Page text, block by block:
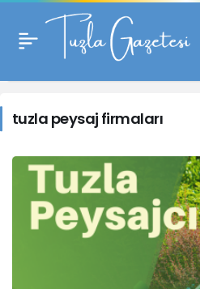
tuzla
peysaj
firmaları
Haberleri
tuzla peysaj firmaları